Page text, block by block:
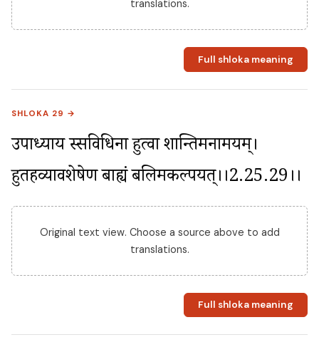
translations.
Full shloka meaning
SHLOKA 29 →
उपाध्याय स्सविधिना हुत्वा शान्तिमनामयम्।
हुतहव्यावशेषेण बाह्यं बलिमकल्पयत्।।2.25.29।।
Original text view. Choose a source above to add
translations.
Full shloka meaning